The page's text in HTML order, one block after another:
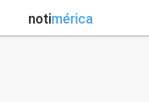
notimérica